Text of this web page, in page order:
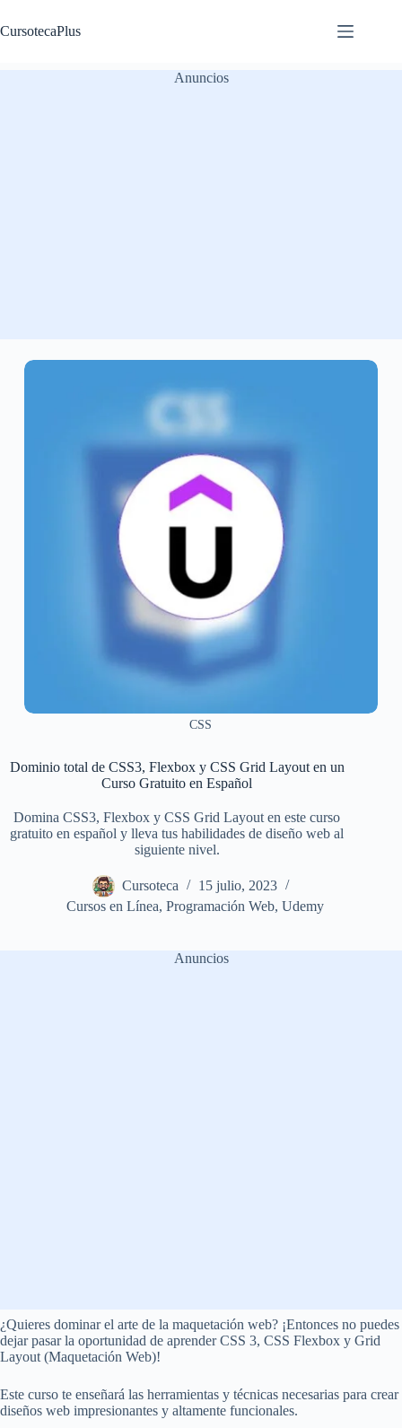
al
contenido
CursotecaPlus
Anuncios
CSS
Dominio total de CSS3, Flexbox y CSS Grid Layout en un
Curso Gratuito en Español
Domina CSS3, Flexbox y CSS Grid Layout en este curso
gratuito en español y lleva tus habilidades de diseño web al
siguiente nivel.
Cursoteca
15 julio, 2023
Cursos en Línea, Programación Web, Udemy
Anuncios
¿Quieres dominar el arte de la maquetación web? ¡Entonces no puedes
dejar pasar la oportunidad de aprender CSS 3, CSS Flexbox y Grid
Layout (Maquetación Web)!
Este curso te enseñará las herramientas y técnicas necesarias para crear
diseños web impresionantes y altamente funcionales.